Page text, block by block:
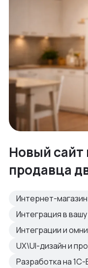
Новый сайт
продавца
Интернет-магазин
Интеграция в
Интеграции и
UX\UI-дизайн и
Разработка на